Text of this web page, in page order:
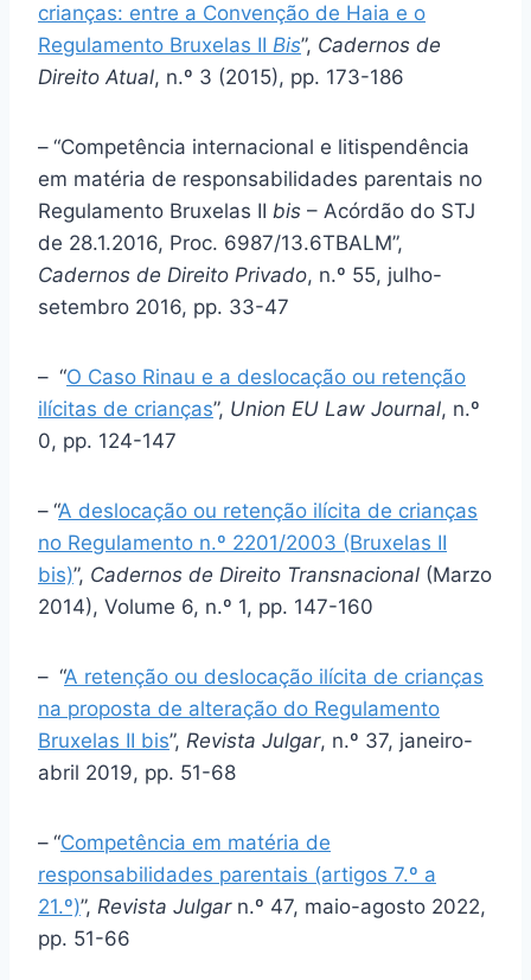
crianças: entre a Convenção de Haia e o
Regulamento Bruxelas II Bis”, Cadernos de
Direito Atual, n.º 3 (2015), pp. 173-186
– “Competência internacional e litispendência
em matéria de responsabilidades parentais no
Regulamento Bruxelas II bis – Acórdão do STJ
de 28.1.2016, Proc. 6987/13.6TBALM”,
Cadernos de Direito Privado, n.º 55, julho-
setembro 2016, pp. 33-47
– “O Caso Rinau e a deslocação ou retenção
ilícitas de crianças”, Union EU Law Journal, n.º
0, pp. 124-147
– “A deslocação ou retenção ilícita de crianças
no Regulamento n.º 2201/2003 (Bruxelas II
bis)”, Cadernos de Direito Transnacional (Marzo
2014), Volume 6, n.º 1, pp. 147-160
– “A retenção ou deslocação ilícita de crianças
na proposta de alteração do Regulamento
Bruxelas II bis”, Revista Julgar, n.º 37, janeiro-
abril 2019, pp. 51-68
– “Competência em matéria de
responsabilidades parentais (artigos 7.º a
21.º)”, Revista Julgarn.º 47, maio-agosto 2022,
pp. 51-66